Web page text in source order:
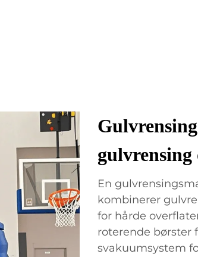
En
kombinerer
for hårde
roterende børster
svakuumsystem